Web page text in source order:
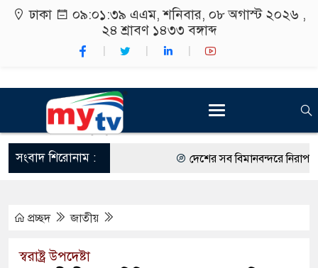
ঢাকা ০৯:০১:৪০ এএম, শনিবার, ০৮ অগাস্ট ২০২৬ ,
২৪ শ্রাবণ ১৪৩৩ বঙ্গাব্দ
সংবাদ শিরোনাম : দেশের সব বিমানবন্দরে নিরাপত্তা
প্রচ্ছদ জাতীয়
স্বরাষ্ট্র উপদেষ্টা